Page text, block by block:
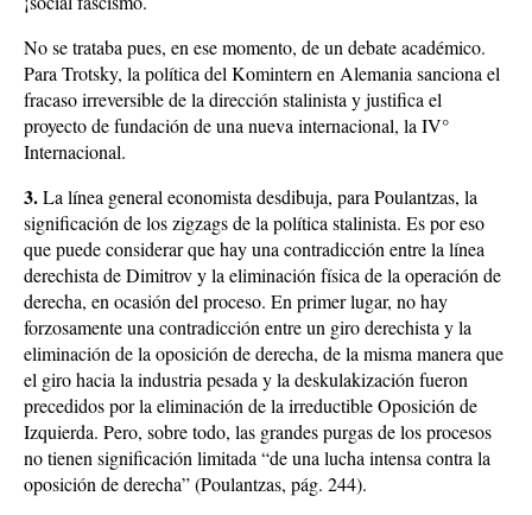
No se trataba pues, en ese momento, de un debate académico.
Para Trotsky, la política del Komintern en Alemania sanciona el
fracaso irreversible de la dirección stalinista y justifica el
proyecto de fundación de una nueva internacional, la IV°
Internacional.
3.La línea general economista desdibuja, para Poulantzas, la
significación de los zigzags de la política stalinista. Es por eso
que puede considerar que hay una contradicción entre la línea
derechista de Dimitrov y la eliminación física de la operación de
derecha, en ocasión del proceso. En primer lugar, no hay
forzosamente una contradicción entre un giro derechista y la
eliminación de la oposición de derecha, de la misma manera que
el giro hacia la industria pesada y la deskulakización fueron
precedidos por la eliminación de la irreductible Oposición de
Izquierda. Pero, sobre todo, las grandes purgas de los procesos
no tienen significación limitada “de una lucha intensa contra la
oposición de derecha” (Poulantzas, pág. 244).